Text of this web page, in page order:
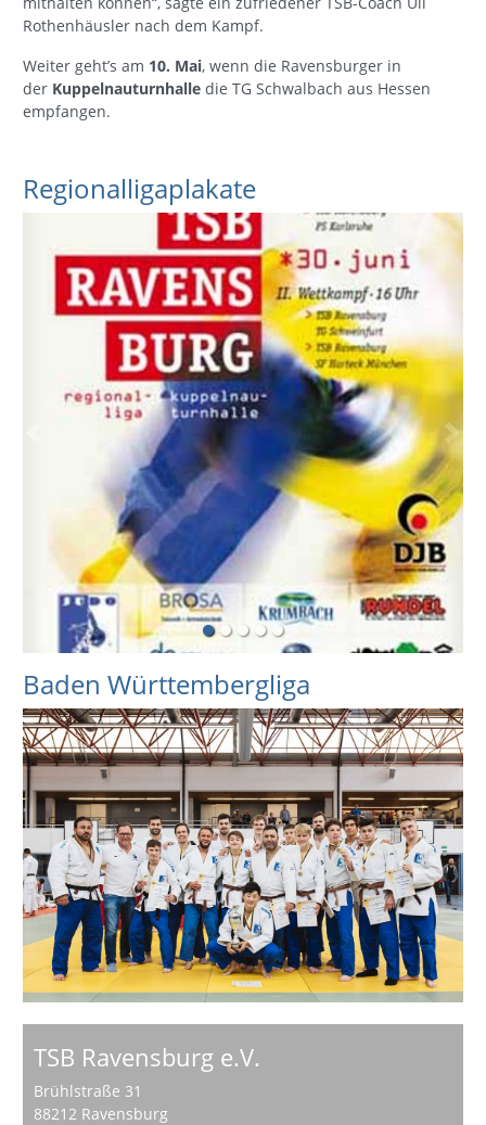
Rothenhäusler nach dem Kampf.
Weiter geht’s am 10. Mai, wenn die Ravensburger in
der Kuppelnauturnhalle die TG Schwalbach aus Hessen
empfangen.
Regionalligaplakate
Next
Baden Württembergliga
TSB Ravensburg e.V.
Brühlstraße 31
88212 Ravensburg